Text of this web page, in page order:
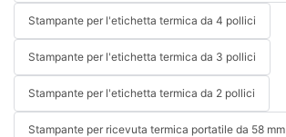
Stampante per l'etichetta termica da 4 pollici
Stampante per l'etichetta termica da 3 pollici
Stampante per l'etichetta termica da 2 pollici
Stampante per ricevuta termica portatile da 58 mm